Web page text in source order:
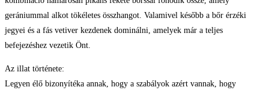
gerániummal alkot tökéletes összhangot. Valamivel később a bőr érzéki
jegyei és a fás vetiver kezdenek dominálni, amelyek már a teljes
befejezéshez vezetik Önt.
Az illat története:
Legyen élő bizonyítéka annak, hogy a szabályok azért vannak, hogy